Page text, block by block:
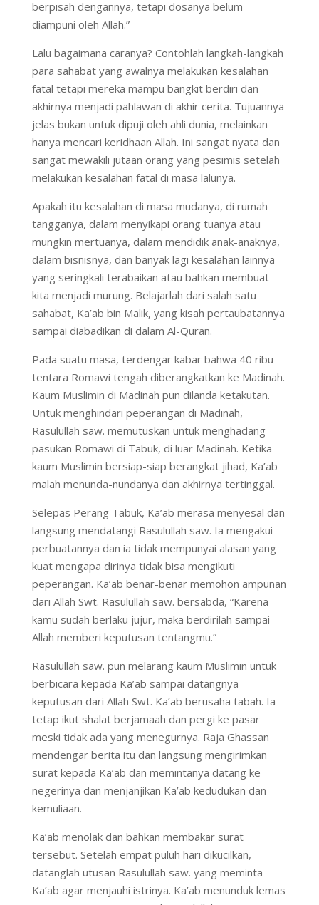
berpisah dengannya, tetapi dosanya belum
diampuni oleh Allah.”
Lalu bagaimana caranya? Contohlah langkah-langkah
para sahabat yang awalnya melakukan kesalahan
fatal tetapi mereka mampu bangkit berdiri dan
akhirnya menjadi pahlawan di akhir cerita. Tujuannya
jelas bukan untuk dipuji oleh ahli dunia, melainkan
hanya mencari keridhaan Allah. Ini sangat nyata dan
sangat mewakili jutaan orang yang pesimis setelah
melakukan kesalahan fatal di masa lalunya.
Apakah itu kesalahan di masa mudanya, di rumah
tangganya, dalam menyikapi orang tuanya atau
mungkin mertuanya, dalam mendidik anak-anaknya,
dalam bisnisnya, dan banyak lagi kesalahan lainnya
yang seringkali terabaikan atau bahkan membuat
kita menjadi murung. Belajarlah dari salah satu
sahabat, Ka’ab bin Malik, yang kisah pertaubatannya
sampai diabadikan di dalam Al-Quran.
Pada suatu masa, terdengar kabar bahwa 40 ribu
tentara Romawi tengah diberangkatkan ke Madinah.
Kaum Muslimin di Madinah pun dilanda ketakutan.
Untuk menghindari peperangan di Madinah,
Rasulullah saw. memutuskan untuk menghadang
pasukan Romawi di Tabuk, di luar Madinah. Ketika
kaum Muslimin bersiap-siap berangkat jihad, Ka’ab
malah menunda-nundanya dan akhirnya tertinggal.
Selepas Perang Tabuk, Ka’ab merasa menyesal dan
langsung mendatangi Rasulullah saw. Ia mengakui
perbuatannya dan ia tidak mempunyai alasan yang
kuat mengapa dirinya tidak bisa mengikuti
peperangan. Ka’ab benar-benar memohon ampunan
dari Allah Swt. Rasulullah saw. bersabda, “Karena
kamu sudah berlaku jujur, maka berdirilah sampai
Allah memberi keputusan tentangmu.”
Rasulullah saw. pun melarang kaum Muslimin untuk
berbicara kepada Ka’ab sampai datangnya
keputusan dari Allah Swt. Ka’ab berusaha tabah. Ia
tetap ikut shalat berjamaah dan pergi ke pasar
meski tidak ada yang menegurnya. Raja Ghassan
mendengar berita itu dan langsung mengirimkan
surat kepada Ka’ab dan memintanya datang ke
negerinya dan menjanjikan Ka’ab kedudukan dan
kemuliaan.
Ka’ab menolak dan bahkan membakar surat
tersebut. Setelah empat puluh hari dikucilkan,
datanglah utusan Rasulullah saw. yang meminta
Ka’ab agar menjauhi istrinya. Ka’ab menunduk lemas